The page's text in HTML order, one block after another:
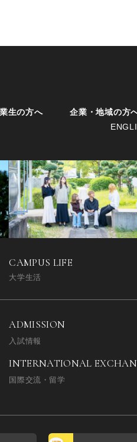
生の方へ
企業・地域の方
CAMPUS LIFE
大学生活
ADMISSION
入試情報
INTERNATIONAL
国際交流・留学